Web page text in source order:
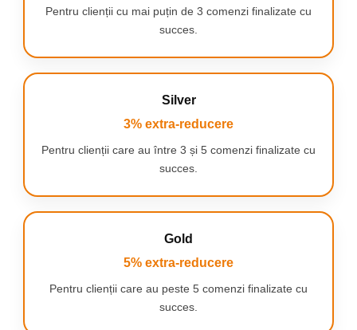
EN60312
Tehnologie
Aceasta
perfecte de lunga
Pentru clienții cu mai puțin de 3 comenzi finalizate cu
succes.
Silver
3% extra-reducere
Pentru clienții care au între 3 și 5 comenzi finalizate cu
succes.
Gold
5% extra-reducere
Pentru clienții care au peste 5 comenzi finalizate cu
succes.